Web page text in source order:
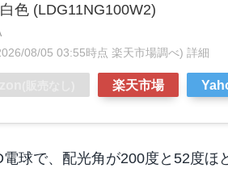
色 (LDG11NG100W2)
08/05 03:55時点 楽天市場調べ) 詳細
楽天市場
球で、配光角が200度と52度ほ